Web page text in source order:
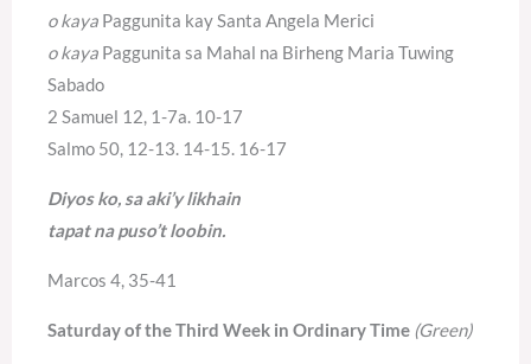
o kaya Paggunita kay Santa Angela Merici
o kaya Paggunita sa Mahal na Birheng Maria Tuwing
Sabado
2 Samuel 12, 1-7a. 10-17
Salmo 50, 12-13. 14-15. 16-17
Diyos ko, sa aki’y likhain
tapat na puso’t loobin.
Marcos 4, 35-41
Saturday of the Third Week in Ordinary Time (Green)